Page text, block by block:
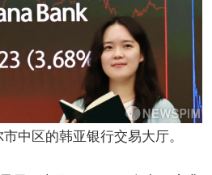
中区的韩亚银行交易大厅。